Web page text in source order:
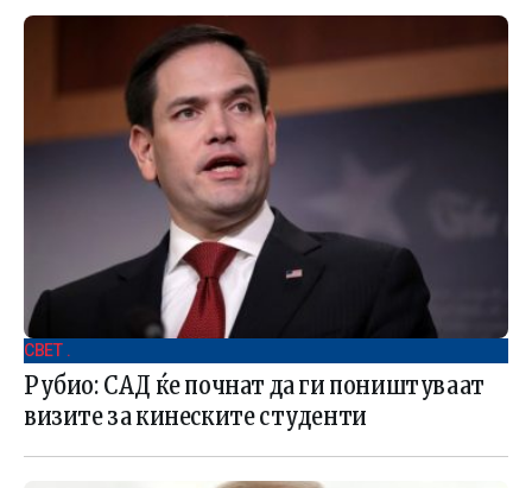
СВЕТ .
Рубио: САД ќе почнат да ги поништуваат
визите за кинеските студенти